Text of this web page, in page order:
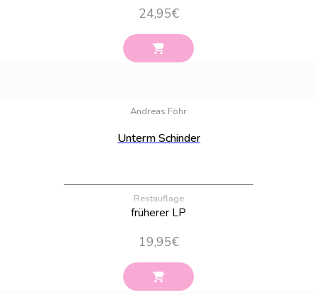
24,95€
Andreas Föhr
Unterm Schinder
Restauflage
früherer LP
19,95€